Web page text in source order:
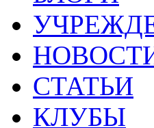
СТАТЬИ
КЛУБЫ